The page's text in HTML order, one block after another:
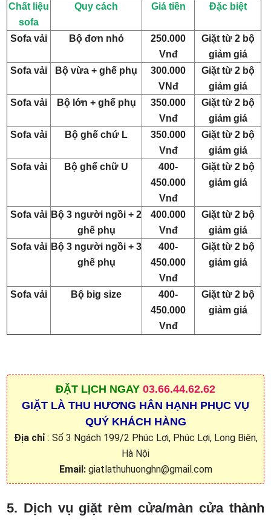
Chất liệu
sofa
Quy cách Giá tiền Đặc biệt
Sofa vải Bộ đơn nhỏ
250.000
Vnđ
Giặt từ 2 bộ
giảm giá
Sofa vải
Bộ vừa + ghế phụ
300.000
VNđ
Giặt từ 2 bộ
giảm giá
Sofa vải
Bộ lớn + ghế phụ
350.000
Vnđ
Giặt từ 2 bộ
giảm giá
Sofa vải
Bộ ghế chứ L
350.000
Vnđ
Giặt từ 2 bộ
giảm giá
Sofa vải
Bộ ghế chữ U
400-
450.000
Vnđ
Giặt từ 2 bộ
giảm giá
Sofa vải Bộ 3 người ngồi + 2
ghế phụ
400.000
Vnđ
Giặt từ 2 bộ
giảm giá
Sofa vải Bộ 3 người ngồi + 3
ghế phụ
400-
450.000
Vnđ
Giặt từ 2 bộ
giảm giá
Sofa vải Bộ big size
400-
450.000
Vnđ
Giặt từ 2 bộ
giảm giá
ĐẶT LỊCH NGAY 03.66.44.62.62
GIẶT LÀ THU HƯƠNG HÂN HẠNH PHỤC VỤ
QUÝ KHÁCH HÀNG
Địa chỉ : Số 3 Ngách 199/2 Phúc Lợi, Phúc Lợi, Long Biên,
Hà Nội
Email:giatlathuhuonghn@gmail.com
5. Dịch vụ giặt rèm cửa/màn cửa thành